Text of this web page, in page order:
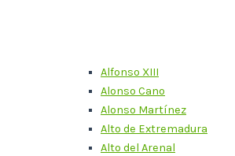
Alfonso XIII
Alonso Cano
Alonso Martínez
Alto de Extremadura
Alto del Arenal